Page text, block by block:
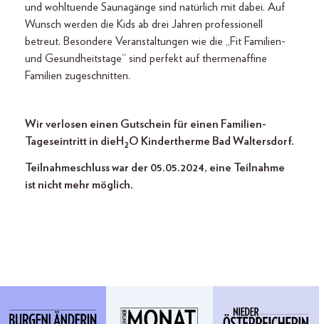
und wohltuende Saunagänge sind natürlich mit dabei. Auf
Wunsch werden die Kids ab drei Jahren professionell
betreut. Besondere Veranstaltungen wie die „Fit Familien-
und Gesundheitstage“ sind perfekt auf thermenaffine
Familien zugeschnitten.
Wir verlosen einen Gutschein für einen Familien-
Tageseintritt in die H 2O Kindertherme Bad Waltersdorf.
Teilnahmeschluss war der 05.05.2024, eine Teilnahme
ist nicht mehr möglich.